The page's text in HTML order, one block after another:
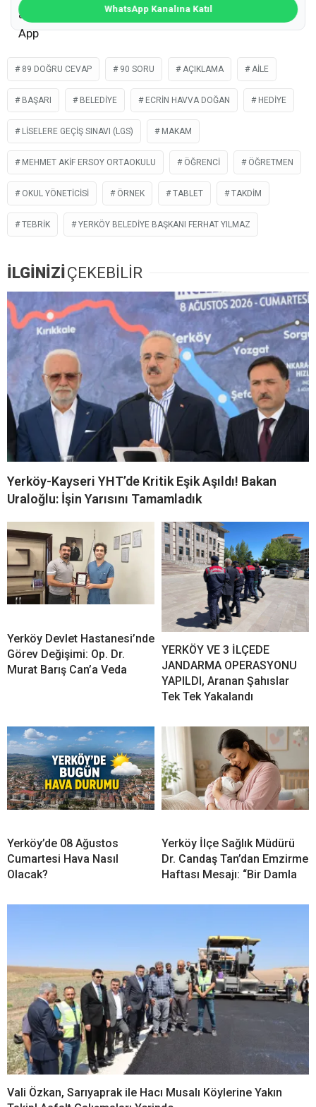
WhatsApp Kanalına Katıl
89 DOĞRU CEVAP 90 SORU AÇIKLAMA AILE
BAŞARI BELEDIYE ECRIN HAVVA DOĞAN HEDIYE
LISELERE GEÇIŞ SINAVI (LGS) MAKAM
MEHMET AKIF ERSOY ORTAOKULU ÖĞRENCI ÖĞRETMEN
OKUL YÖNETICISI ÖRNEK TABLET TAKDIM
TEBRIK YERKÖY BELEDIYE BAŞKANI FERHAT YILMAZ
İLGİNİZİÇEKEBİLİR
Yerköy-Kayseri YHT’de Kritik Eşik Aşıldı! Bakan
Uraloğlu: İşin Yarısını Tamamladık
Yerköy Devlet Hastanesi’nde
Görev Değişimi: Op. Dr.
Murat Barış Can’a Veda
YERKÖY VE 3 İLÇEDE
JANDARMA OPERASYONU
YAPILDI, Aranan Şahıslar
Tek Tek Yakalandı
Yerköy’de 08 Ağustos
Cumartesi Hava Nasıl
Olacak?
Yerköy İlçe Sağlık Müdürü
Dr. Candaş Tan’dan Emzirme
Haftası Mesajı: “Bir Damla
Vali Özkan, Sarıyaprak ile Hacı Musalı Köylerine Yakın